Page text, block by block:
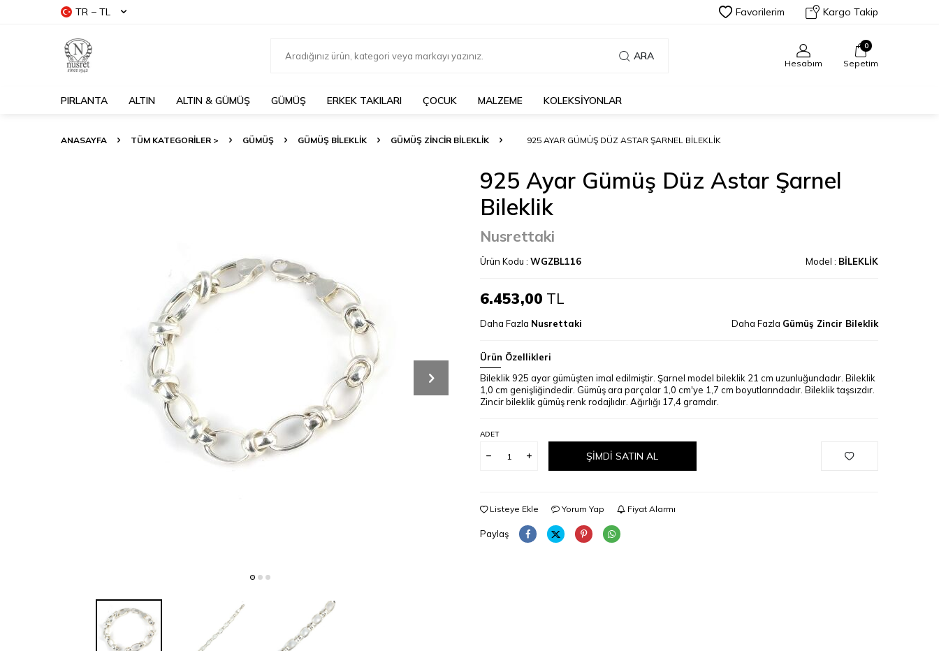
TR − TL Favorilerim Kargo Takip
ARA
Hesabım
0
Sepetim
PIRLANTA ALTIN ALTIN & GÜMÜŞ GÜMÜŞ ERKEK TAKILARI ÇOCUK MALZEME KOLEKSİYONLAR
ANASAYFA TÜM KATEGORİLER > GÜMÜŞ GÜMÜŞ BILEKLIK GÜMÜŞ ZINCIR BILEKLIK 925 AYAR GÜMÜŞ DÜZ ASTAR ŞARNEL BILEKLIK
925 Ayar Gümüş Düz Astar Şarnel
Bileklik
Nusrettaki
Ürün Kodu : WGZBL116 Model : BİLEKLİK
6.453,00 TL
Daha Fazla Nusrettaki Daha Fazla Gümüş Zincir Bileklik
Ürün Özellikleri
Bileklik 925 ayar gümüşten imal edilmiştir. Şarnel model bileklik 21 cm uzunluğundadır. Bileklik
1,0 cm genişliğindedir. Gümüş ara parçalar 1,0 cm'ye 1,7 cm boyutlarındadır. Bileklik taşsızdır.
Zincir bileklik gümüş renk rodajlıdır. Ağırlığı 17,4 gramdır.
ADET
ŞIMDI SATIN AL
Listeye Ekle Yorum Yap Fiyat Alarmı
Paylaş